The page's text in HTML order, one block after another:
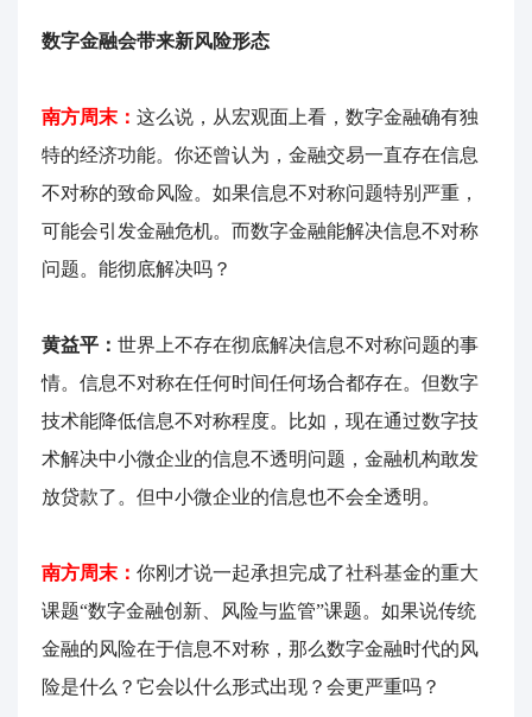
数字金融会带来新风险形态
南方周末： 这么说，从宏观面上看，数字金融确有独
特的经济功能。你还曾认为，金融交易一直存在信息
不对称的致命风险。如果信息不对称问题特别严重，
可能会引发金融危机。而数字金融能解决信息不对称
问题。能彻底解决吗？
黄益平： 世界上不存在彻底解决信息不对称问题的事
情。信息不对称在任何时间任何场合都存在。但数字
技术能降低信息不对称程度。比如，现在通过数字技
术解决中小微企业的信息不透明问题，金融机构敢发
放贷款了。但中小微企业的信息也不会全透明。
南方周末： 你刚才说一起承担完成了社科基金的重大
课题“数字金融创新、风险与监管”课题。如果说传统
金融的风险在于信息不对称，那么数字金融时代的风
险是什么？它会以什么形式出现？会更严重吗？